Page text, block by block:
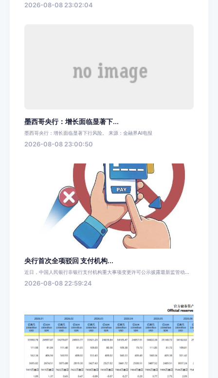
2026-08-08 23:02:04
墨西哥央行：增长面临显著下...
墨西哥央行：增长面临显著下行风险。 来源：金融界AI电报
2026-08-08 23:00:50
央行首次全项驳回 支付机构...
近日，中国人民银行非银行支付机构重大事项变更许可公示披露最新监管动...
2026-08-08 22:59:24